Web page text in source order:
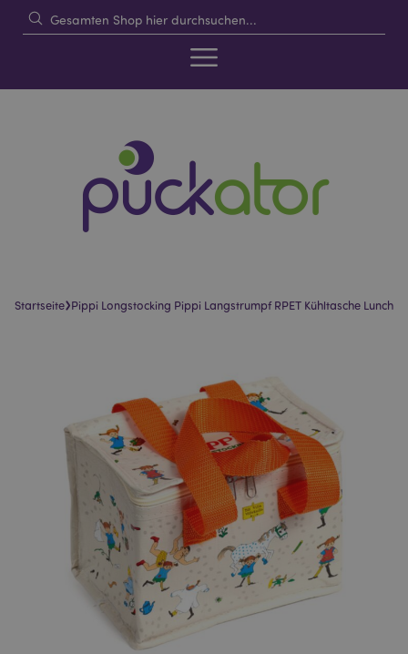
Startseite›Pippi Longstocking Pippi Langstrumpf RPET Kühltasche Lunch